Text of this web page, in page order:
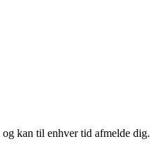
kan til enhver tid afmelde dig.